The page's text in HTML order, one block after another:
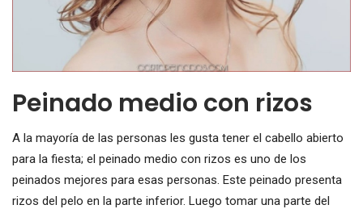
Peinado medio con rizos
A la mayoría de las personas les gusta tener el cabello abierto
para la fiesta; el peinado medio con rizos es uno de los
peinados mejores para esas personas. Este peinado presenta
rizos del pelo en la parte inferior. Luego tomar una parte del